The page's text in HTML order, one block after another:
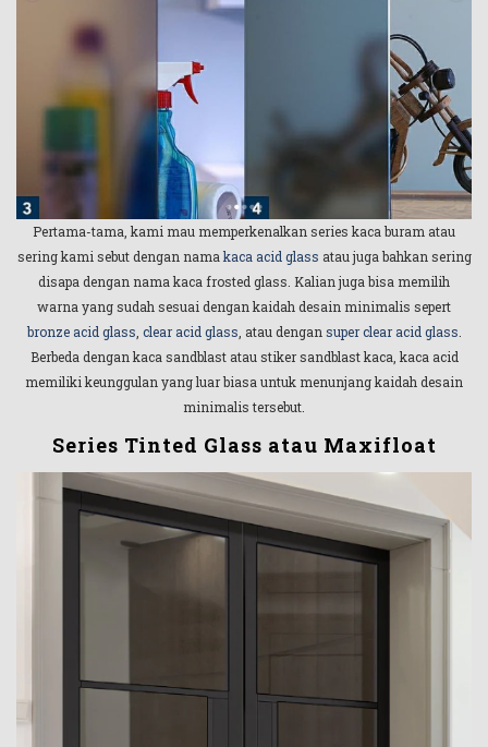
Pertama-tama, kami mau memperkenalkan series kaca buram atau
sering kami sebut dengan nama kaca acid glass atau juga bahkan sering
disapa dengan nama kaca frosted glass. Kalian juga bisa memilih
warna yang sudah sesuai dengan kaidah desain minimalis sepert
bronze acid glass clear acid glass , atau dengan super clear acid glass
Berbeda dengan kaca sandblast atau stiker sandblast kaca, kaca acid
memiliki keunggulan yang luar biasa untuk menunjang kaidah desain
minimalis tersebut.
Series Tinted Glass atau Maxifloat